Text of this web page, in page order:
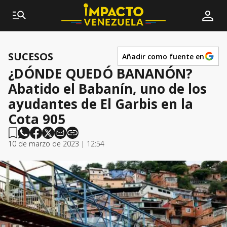
SUCESOS Añadir como fuente en
¿DÓNDE QUEDÓ BANANÓN?
Abatido el Babanín, uno de los
ayudantes de El Garbis en la
Cota 905
10 de marzo de 2023 | 12:54